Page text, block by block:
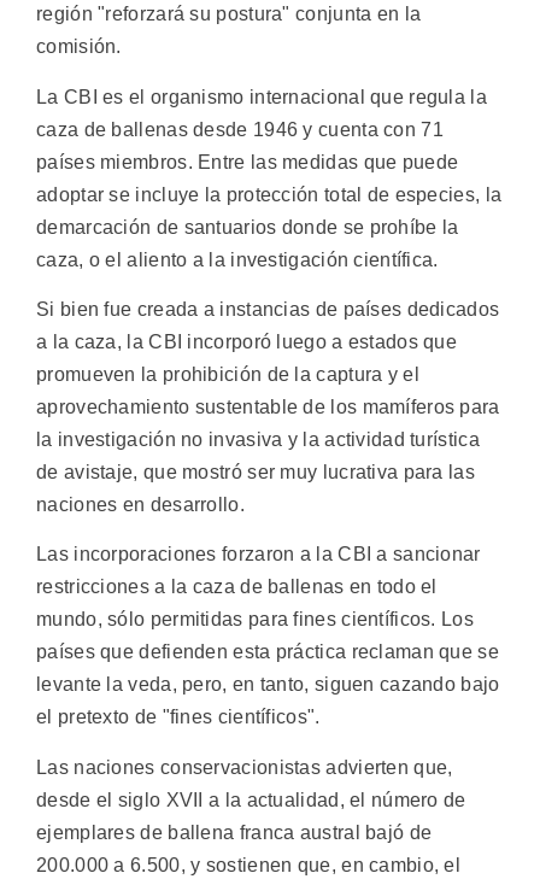
región "reforzará su postura" conjunta en la
comisión.
La CBI es el organismo internacional que regula la
caza de ballenas desde 1946 y cuenta con 71
países miembros. Entre las medidas que puede
adoptar se incluye la protección total de especies, la
demarcación de santuarios donde se prohíbe la
caza, o el aliento a la investigación científica.
Si bien fue creada a instancias de países dedicados
a la caza, la CBI incorporó luego a estados que
promueven la prohibición de la captura y el
aprovechamiento sustentable de los mamíferos para
la investigación no invasiva y la actividad turística
de avistaje, que mostró ser muy lucrativa para las
naciones en desarrollo.
Las incorporaciones forzaron a la CBI a sancionar
restricciones a la caza de ballenas en todo el
mundo, sólo permitidas para fines científicos. Los
países que defienden esta práctica reclaman que se
levante la veda, pero, en tanto, siguen cazando bajo
el pretexto de "fines científicos".
Las naciones conservacionistas advierten que,
desde el siglo XVII a la actualidad, el número de
ejemplares de ballena franca austral bajó de
200.000 a 6.500, y sostienen que, en cambio, el